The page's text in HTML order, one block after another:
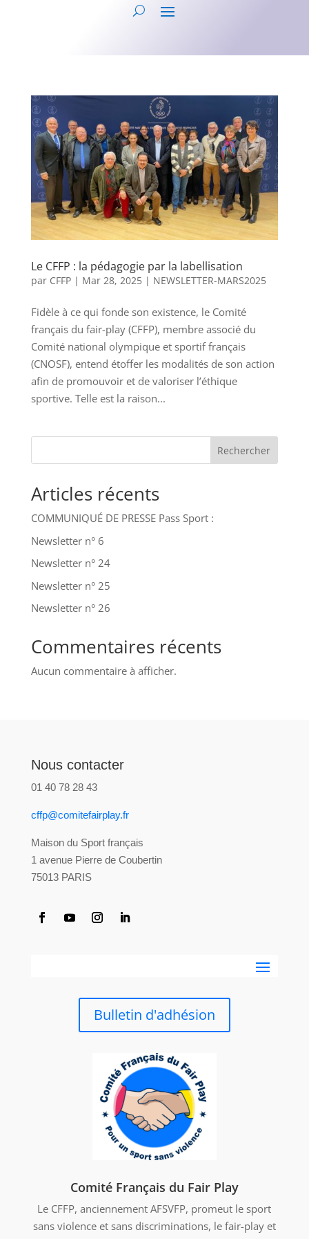
Le CFFP : la pédagogie par la labellisation
par CFFP| Mar 28, 2025| NEWSLETTER-MARS2025
Fidèle à ce qui fonde son existence, le Comité
français du fair-play (CFFP), membre associé du
Comité national olympique et sportif français
(CNOSF), entend étoffer les modalités de son action
afin de promouvoir et de valoriser l’éthique
sportive. Telle est la raison...
Rechercher
Articles récents
COMMUNIQUÉ DE PRESSE Pass Sport :
Newsletter n° 6
Newsletter n° 24
Newsletter n° 25
Newsletter n° 26
Commentaires récents
Aucun commentaire à afficher.
Nous contacter
01 40 78 28 43
cffp@comitefairplay.fr
Maison du Sport français
1 avenue Pierre de Coubertin
75013 PARIS
Bulletin d'adhésion
Comité Français du Fair Play
Le CFFP, anciennement AFSVFP, promeut le sport
sans violence et sans discriminations, le fair-play et